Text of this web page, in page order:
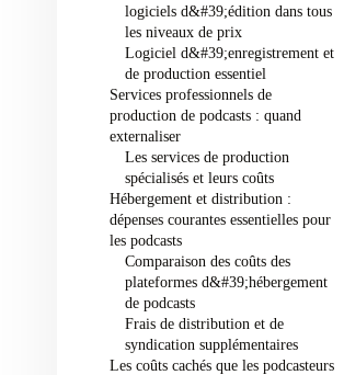
logiciels d&#39;édition dans tous
les niveaux de prix
Logiciel d&#39;enregistrement et
de production essentiel
Services professionnels de
production de podcasts : quand
externaliser
Les services de production
spécialisés et leurs coûts
Hébergement et distribution :
dépenses courantes essentielles pour
les podcasts
Comparaison des coûts des
plateformes d&#39;hébergement
de podcasts
Frais de distribution et de
syndication supplémentaires
Les coûts cachés que les podcasteurs